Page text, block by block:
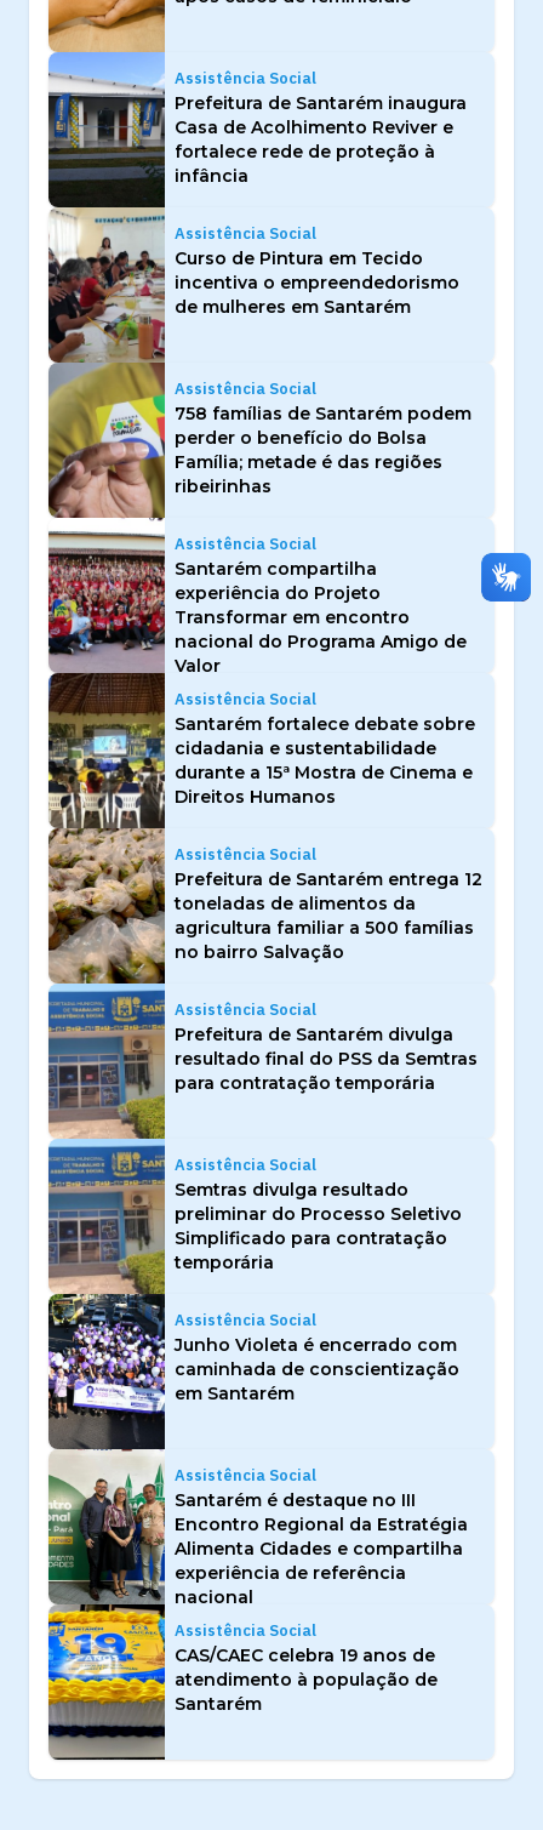
Assistência Social
Prefeitura de Santarém inaugura
Casa de Acolhimento Reviver e
fortalece rede de proteção à
infância
Assistência Social
Curso de Pintura em Tecido
incentiva o empreendedorismo
de mulheres em Santarém
Assistência Social
758 famílias de Santarém podem
perder o benefício do Bolsa
Família; metade é das regiões
ribeirinhas
Assistência Social
Santarém compartilha
experiência do Projeto
Transformar em encontro
nacional do Programa Amigo de
Valor
Assistência Social
Santarém fortalece debate sobre
cidadania e sustentabilidade
durante a 15ª Mostra de Cinema e
Direitos Humanos
Assistência Social
Prefeitura de Santarém entrega 12
toneladas de alimentos da
agricultura familiar a 500 famílias
no bairro Salvação
Assistência Social
Prefeitura de Santarém divulga
resultado final do PSS da Semtras
para contratação temporária
Assistência Social
Semtras divulga resultado
preliminar do Processo Seletivo
Simplificado para contratação
temporária
Assistência Social
Junho Violeta é encerrado com
caminhada de conscientização
em Santarém
Assistência Social
Santarém é destaque no III
Encontro Regional da Estratégia
Alimenta Cidades e compartilha
experiência de referência
nacional
Assistência Social
CAS/CAEC celebra 19 anos de
atendimento à população de
Santarém